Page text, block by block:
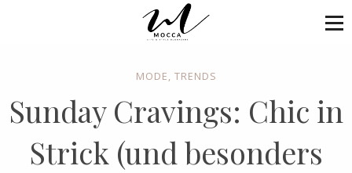
MODE, TRENDS
Sunday Cravings: Chic in
Strick (und besonders